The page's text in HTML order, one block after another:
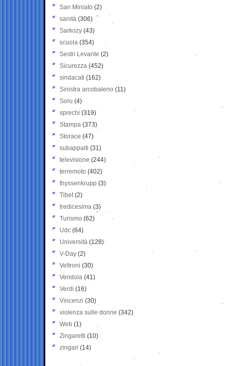
San Miniato (2)
sanità (306)
Sarkozy (43)
scuola (354)
Sestri Levante (2)
Sicurezza (452)
sindacati (162)
Sinistra arcobaleno (11)
Soru (4)
sprechi (319)
Stampa (373)
Storace (47)
subappalti (31)
televisione(244)
terremoto (402)
thyssenkrupp (3)
Tibet(2)
tredicesima (3)
Turismo (62)
Udc (64)
Università (128)
V-Day (2)
Veltroni (30)
Vendola (41)
Verdi (16)
Vincenzi (30)
violenza sulle donne (342)
Web (1)
Zingaretti (10)
zingari (14)